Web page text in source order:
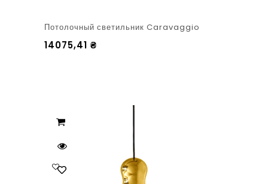
Потолочный светильник Caravaggio
14075,41 ₴